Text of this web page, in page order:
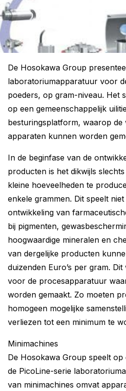
De Hosokawa Group
laboratoriumapparatuur voor
poeders, op gram-niveau. Het
op een gemeenschappelijk
besturingsplatform, waarop de
apparaten kunnen worden
In de beginfase van de
producten is het dikwijls
kleine hoeveelheden te
enkele grammen. Dit speelt
ontwikkeling van
bij pigmenten,
hoogwaardige mineralen en
van dergelijke producten
duizenden Euro’s per gram.
voor de procesapparatuur
worden gemaakt. Zo moeten
homogeen mogelijke
verliezen tot een minimum te
Minimachines
De Hosokawa Group speelt op
de PicoLine-serie
van minimachines omvat